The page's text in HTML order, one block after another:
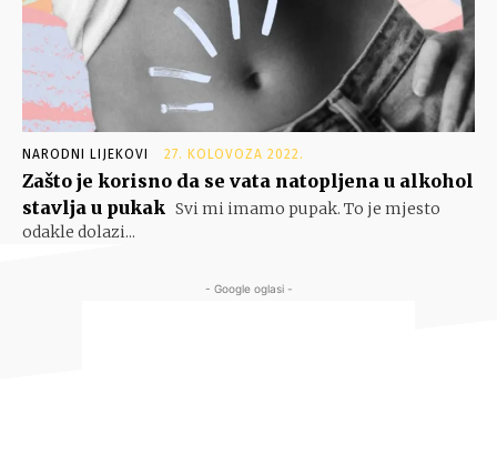
NARODNI LIJEKOVI 27. KOLOVOZA 2022.
Zašto je korisno da se vata natopljena u alkohol
stavlja u pukak Svi mi imamo pupak. To je mjesto
odakle dolazi...
- Google oglasi -